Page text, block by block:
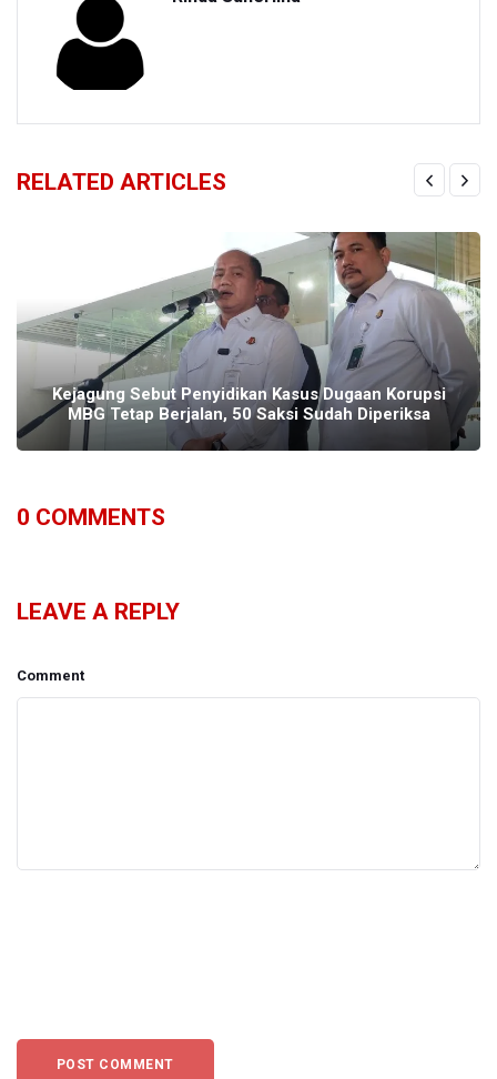
RELATED ARTICLES
Kejagung Sebut Penyidikan Kasus Dugaan Korupsi
MBG Tetap Berjalan, 50 Saksi Sudah Diperiksa
0 COMMENTS
LEAVE A REPLY
Comment